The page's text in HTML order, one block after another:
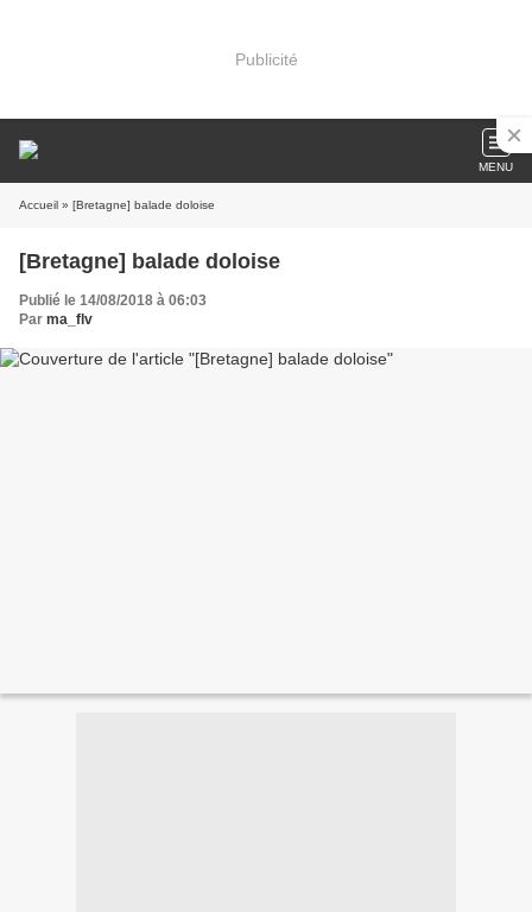
Publicité
MENU
Accueil » [Bretagne] balade doloise
[Bretagne] balade doloise
Publié le 14/08/2018 à 06:03
Par ma_flv